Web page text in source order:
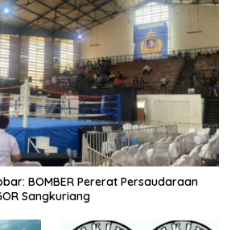
BOMBER Pererat Persaudaraan
Sangkuriang